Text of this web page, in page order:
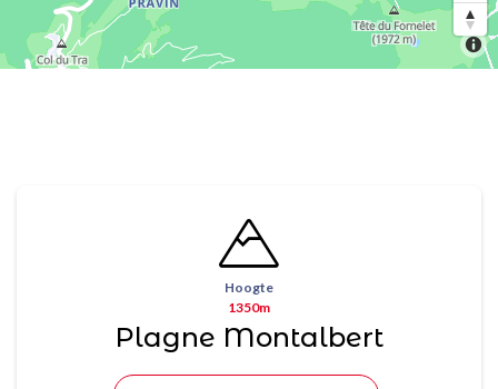
Hoogte
1350m
Plagne Montalbert